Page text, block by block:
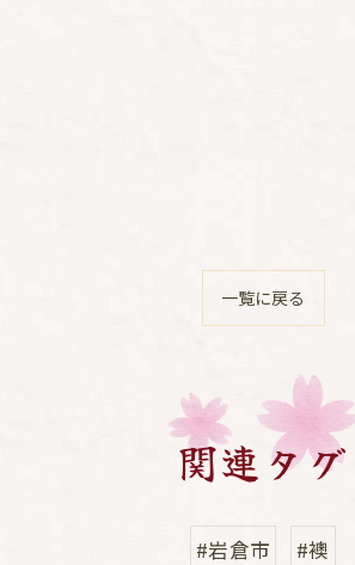
一覧に戻る
関連タグ
#岩倉市 #襖